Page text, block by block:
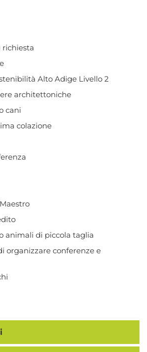
richiesta
Alto Adige Livello 2
architettoniche
cani
colazione
animali di piccola taglia
organizzare conferenze e